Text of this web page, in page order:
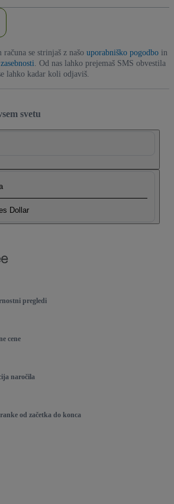
se strinjaš z našo uporabniško pogodbo in
. Od nas lahko prejemaš SMS obvestila
lahko kadar koli odjaviš.
svetu
Dollar
pregledi
cene
naročila
od začetka do konca